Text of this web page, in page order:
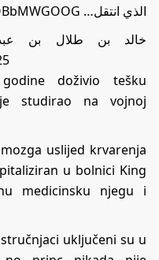
الذي انتقل…
doživio tešku
studirao na vojnoj
uslijed krvarenja
u bolnici King
medicinsku njegu i
uključeni su u